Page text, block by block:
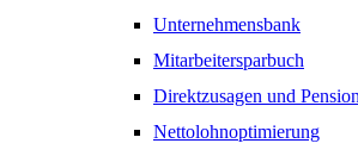
Unternehmensbank
Mitarbeitersparbuch
Direktzusagen und
Nettolohnoptimierung